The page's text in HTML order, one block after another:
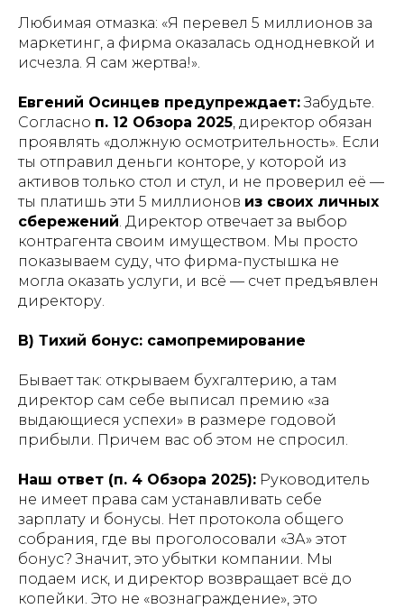
Любимая отмазка: «Я перевел 5 миллионов за
маркетинг, а фирма оказалась однодневкой и
исчезла. Я сам жертва!».
Евгений Осинцев предупреждает:Забудьте.
Согласно п. 12 Обзора 2025, директор обязан
проявлять «должную осмотрительность». Если
ты отправил деньги конторе, у которой из
активов только стол и стул, и не проверил её —
ты платишь эти 5 миллионов из своих личных
сбережений. Директор отвечает за выбор
контрагента своим имуществом. Мы просто
показываем суду, что фирма-пустышка не
могла оказать услуги, и всё — счет предъявлен
директору.
В) Тихий бонус: самопремирование
Бывает так: открываем бухгалтерию, а там
директор сам себе выписал премию «за
выдающиеся успехи» в размере годовой
прибыли. Причем вас об этом не спросил.
Наш ответ (п. 4 Обзора 2025): Руководитель
не имеет права сам устанавливать себе
зарплату и бонусы. Нет протокола общего
собрания, где вы проголосовали «ЗА» этот
бонус? Значит, это убытки компании. Мы
подаем иск, и директор возвращает всё до
копейки. Это не «вознаграждение», это